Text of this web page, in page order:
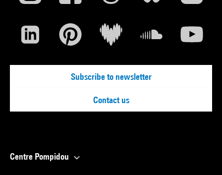
Subscribe to newsletter
Contact us
Centre Pompidou